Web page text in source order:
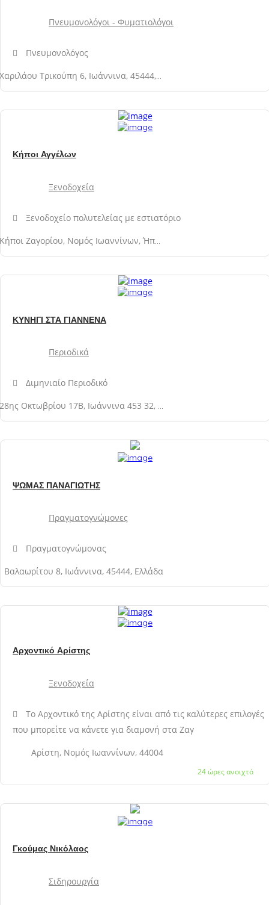
Πνευμονολόγοι - Φυματιολόγοι
Πνευμονολόγος
Χαριλάου Τρικούπη 6, Ιωάννινα, 45444, Νομός Ιωαννίνων, Ελλάδα
Κήποι Αγγέλων
Ξενοδοχεία
Ξενοδοχείο πολυτελείας με εστιατόριο
Κήποι Ζαγορίου, Νομός Ιωαννίνων, Ήπειρος
ΚΥΝΗΓΙ ΣΤΑ ΓΙΑΝΝΕΝΑ
Περιοδικά
Διμηνιαίο Περιοδικό
28ης Οκτωβρίου 17Β, Ιωάννινα 453 32, Ελλάδα
ΨΩΜΑΣ ΠΑΝΑΓΙΩΤΗΣ
Πραγματογνώμονες
Πραγματογνώμονας
Βαλαωρίτου 8, Ιωάννινα, 45444, Ελλάδα
Αρχοντικό Αρίστης
Ξενοδοχεία
Το Αρχοντικό της Αρίστης είναι από τις καλύτερες επιλογές
που μπορείτε να κάνετε για διαμονή στα Ζαγ
Αρίστη, Νομός Ιωαννίνων, 44004
24 ώρες ανοιχτό
Γκούμας Νικόλαος
Σιδηρουργία